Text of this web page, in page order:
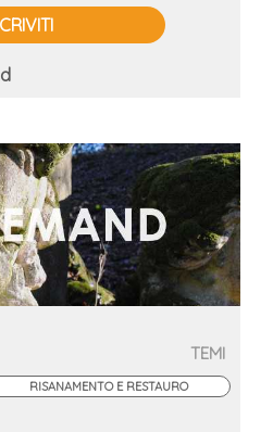
TEMI
RISANAMENTO E RESTAURO